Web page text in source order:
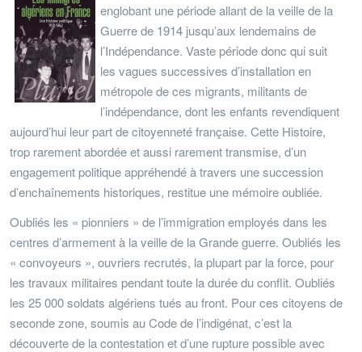
englobant une période allant de la veille de la
Guerre de 1914 jusqu’aux lendemains de
l’Indépendance. Vaste période donc qui suit
les vagues successives d’installation en
métropole de ces migrants, militants de
l’indépendance, dont les enfants revendiquent
aujourd’hui leur part de citoyenneté française. Cette Histoire,
trop rarement abordée et aussi rarement transmise, d’un
engagement politique appréhendé à travers une succession
d’enchaînements historiques, restitue une mémoire oubliée.
Oubliés les « pionniers » de l’immigration employés dans les
centres d’armement à la veille de la Grande guerre. Oubliés les
« convoyeurs », ouvriers recrutés, la plupart par la force, pour
les travaux militaires pendant toute la durée du conflit. Oubliés
les 25 000 soldats algériens tués au front. Pour ces citoyens de
seconde zone, soumis au Code de l’indigénat, c’est la
découverte de la contestation et d’une rupture possible avec